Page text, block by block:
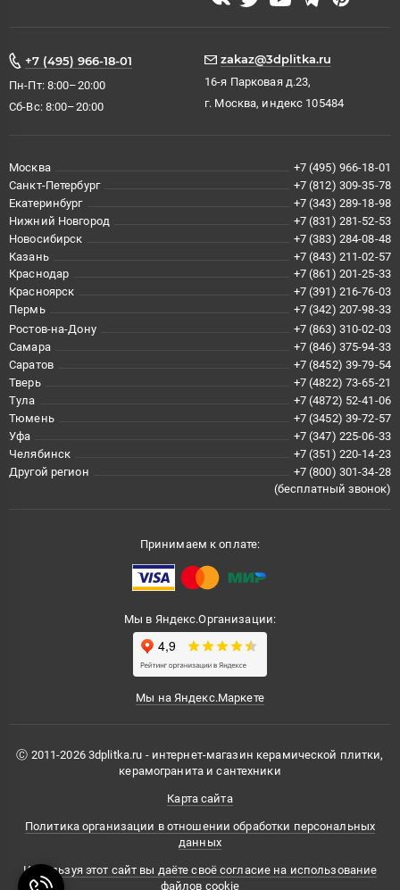
+7 (495) 966-18-01
Пн-Пт: 8:00–20:00
Сб-Вс: 8:00–20:00
zakaz@3dplitka.ru
16-я Парковая д.23,
г. Москва, индекс 105484
Москва
+7 (495) 966-18-01
Санкт-Петербург
+7 (812) 309-35-78
Екатеринбург
+7 (343) 289-18-98
Нижний Новгород
+7 (831) 281-52-53
Новосибирск
+7 (383) 284-08-48
Казань
+7 (843) 211-02-57
Краснодар
+7 (861) 201-25-33
Красноярск
+7 (391) 216-76-03
Пермь
+7 (342) 207-98-33
Ростов-на-Дону
+7 (863) 310-02-03
Самара
+7 (846) 375-94-33
Саратов
+7 (8452) 39-79-54
Тверь
+7 (4822) 73-65-21
Тула
+7 (4872) 52-41-06
Тюмень
+7 (3452) 39-72-57
Уфа
+7 (347) 225-06-33
Челябинск
+7 (351) 220-14-23
Другой регион
+7 (800) 301-34-28
(бесплатный звонок)
Принимаем к оплате:
Мы в Яндекс.Организации:
Мы на Яндекс.Маркете
Ⓒ 2011-2026 3dplitka.ru - интернет-магазин керамической плитки,
керамогранита и сантехники
Карта сайта
Политика организации в отношении обработки персональных
данных
Используя этот сайт вы даёте своё согласие на использование
файлов cookie